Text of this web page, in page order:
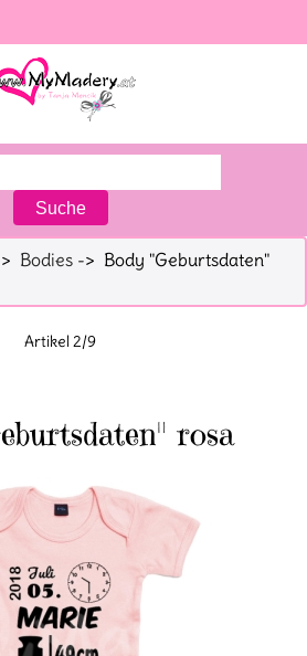
Bodies -> Body "Geburtsdaten"
Artikel 2/9
rosa